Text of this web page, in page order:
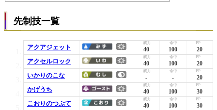
先制技一覧
アクアジェット 40 100 20
アクセルロック 40 100 20
いかりのこな - - 20
かげうち 40 100 30
こおりのつぶて 40 100 30